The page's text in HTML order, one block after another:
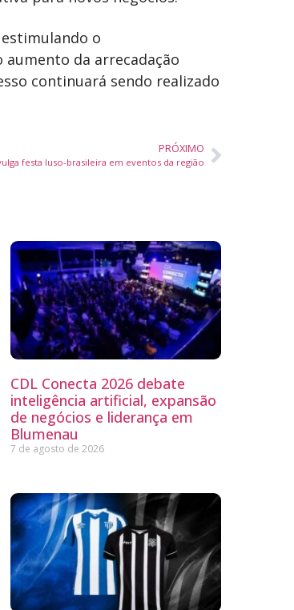
o
da arrecadação
continuará sendo realizado
PRÓXIMO
festa luso-brasileira em eventos da região
CDL Conecta 2026 debate
inteligência artificial, expansão
de negócios e liderança em
Blumenau
7 de agosto de 2026